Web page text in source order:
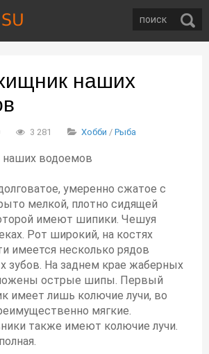
наших
3 281 Хобби / Рыба
водоемов
умеренно сжатое с
мелкой, плотно сидящей
имеют шипики. Чешуя
Рот широкий, на костях
имеется несколько рядов
зубов. На заднем крае жаберных
острые шипы. Первый
имеет лишь колючие лучи, во
мягкие.
также имеют колючие лучи.